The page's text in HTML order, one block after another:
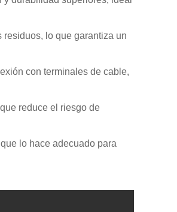
lo que garantiza un
con terminales de cable,
reduce el riesgo de
lo hace adecuado para